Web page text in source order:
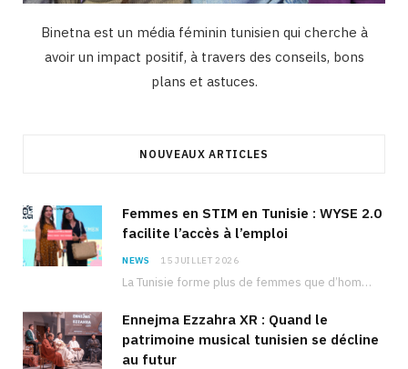
Binetna est un média féminin tunisien qui cherche à
avoir un impact positif, à travers des conseils, bons
plans et astuces.
NOUVEAUX ARTICLES
Femmes en STIM en Tunisie : WYSE 2.0
facilite l’accès à l’emploi
NEWS 15 JUILLET 2026
La Tunisie forme plus de femmes que d’hommes dans les filières scientifiques. Pourtant, pour beaucoup…
Ennejma Ezzahra XR : Quand le
patrimoine musical tunisien se décline
au futur